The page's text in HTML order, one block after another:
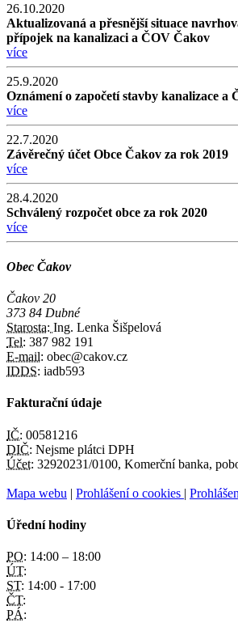
26.10.2020
Aktualizovaná a přesnější situace
přípojek na kanalizaci a ČOV Čakov
více
25.9.2020
Oznámení o započetí stavby kanalizace a
více
22.7.2020
Závěrečný účet Obce Čakov za rok 2019
více
28.4.2020
Schválený rozpočet obce za rok 2020
více
Obec Čakov
Čakov 20
373 84 Dubné
Starosta: Ing. Lenka Šišpelová
Tel: 387 982 191
E-mail: obec@cakov.cz
IDDS: iadb593
Fakturační údaje
IČ: 00581216
DIČ: Nejsme plátci DPH
Účet: 32920231/0100, Komerční banka,
Mapa webu | Prohlášení o cookies |
Úřední hodiny
PO: 14:00 – 18:00
ÚT:
ST: 14:00 - 17:00
ČT:
PÁ: